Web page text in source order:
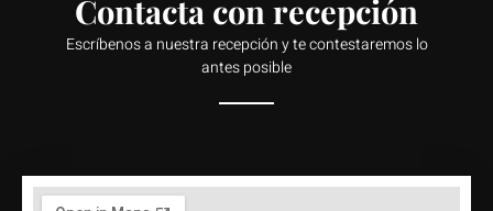
Contacta con recepción
Escríbenos a nuestra recepción y te contestaremos lo
antes posible